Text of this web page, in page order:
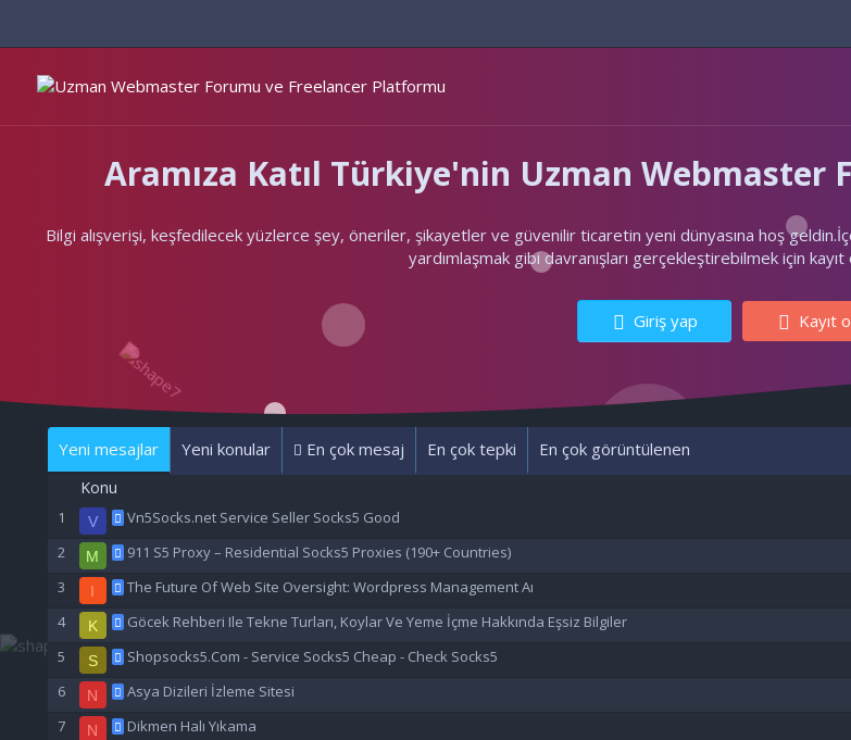
Aramıza Katıl Türkiye'nin Uzman
Bilgi alışverişi, keşfedilecek yüzlerce şey, öneriler, şikayetler ve güvenilir ticaretin yeni dünyasına hoş
yardımlaşmak gibi davranışları gerçekleştirebilmek için kayıt
Giriş yap Kayıt
Yeni mesajlar Yeni konular En çok mesaj En çok tepki En çok görüntülenen
Konu
V Vn5Socks.net Service Seller Socks5 Good
M 911 S5 Proxy – Residential Socks5 Proxies (190+ Countries)
I The Future Of Web Site Oversight: Wordpress Management Aı
K Göcek Rehberi Ile Tekne Turları, Koylar Ve Yeme İçme Hakkında Eşsiz Bilgiler
S Shopsocks5.Com - Service Socks5 Cheap - Check Socks5
N Asya Dizileri İzleme Sitesi
N Dikmen Halı Yıkama